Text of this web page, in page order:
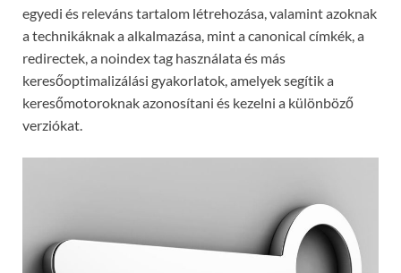
egyedi és releváns tartalom létrehozása, valamint azoknak
a technikáknak a alkalmazása, mint a canonical címkék, a
redirectek, a noindex tag használata és más
keresőoptimalizálási gyakorlatok, amelyek segítik a
keresőmotoroknak azonosítani és kezelni a különböző
verziókat.